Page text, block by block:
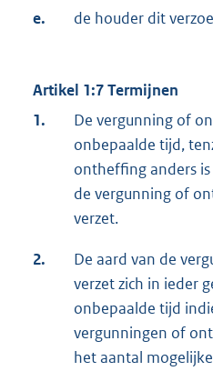
e. de houder dit
Artikel 1:7 Termijnen
1.
De vergunning of
onbepaalde tijd,
ontheffing anders
de vergunning of
verzet.
2.
De aard van de
verzet zich in ieder
onbepaalde tijd
vergunningen of
het aantal